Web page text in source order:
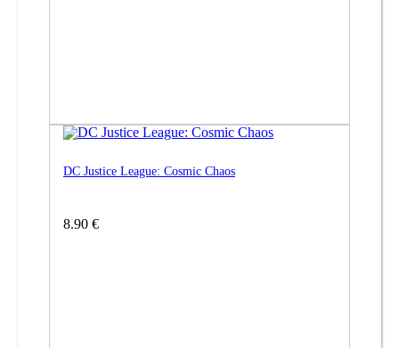
DC Justice League: Cosmic Chaos
8.90 €